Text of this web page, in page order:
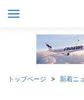
トップページ 新着ニ